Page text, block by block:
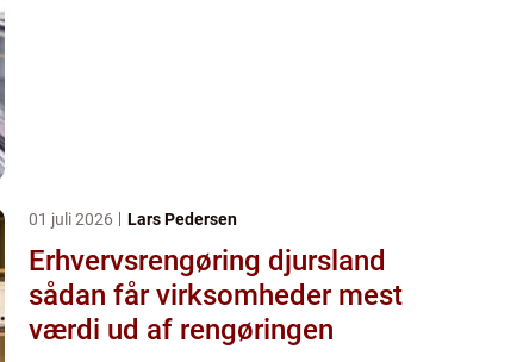
01 juli 2026 Lars Pedersen
Erhvervsrengøring djursland
sådan får virksomheder mest
værdi ud af rengøringen